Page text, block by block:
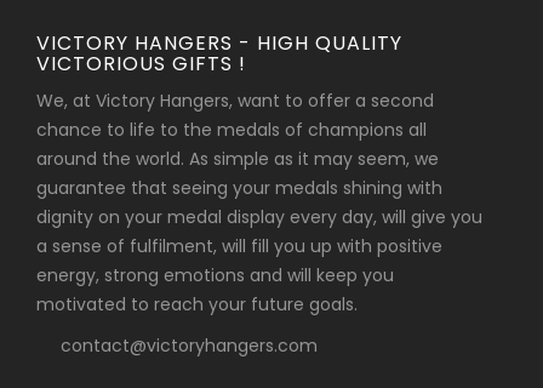
VICTORY HANGERS - HIGH QUALITY
VICTORIOUS GIFTS !
We, at Victory Hangers, want to offer a second
chance to life to the medals of champions all
around the world. As simple as it may seem, we
guarantee that seeing your medals shining with
dignity on your medal display every day, will give you
a sense of fulfilment, will fill you up with positive
energy, strong emotions and will keep you
motivated to reach your future goals.
contact@victoryhangers.com